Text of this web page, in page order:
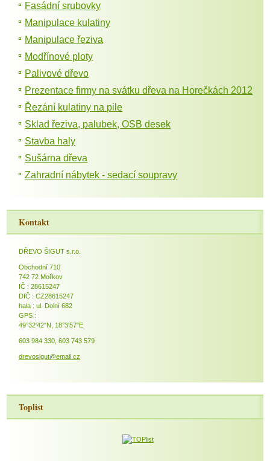
Fasádní srubovky
Manipulace kulatiny
Manipulace řeziva
Modřínové ploty
Palivové dřevo
Prezentace firmy na svátku dřeva na Horečkách 2012
Řezání kulatiny na pile
Sklad řeziva, palubek, OSB desek
Stavba haly
Sušárna dřeva
Zahradní nábytek - sedací soupravy
Kontakt
DŘEVO ŠIGUT s.r.o.
Obchodní 710
742 72 Mořkov
IČ : 28615247
DIČ : CZ28615247
hala : ul. Dolní 682
GPS :
49°32'42"N, 18°3'57"E
603 984 330, 603 743 579
drevosigut@email.cz
Toplist